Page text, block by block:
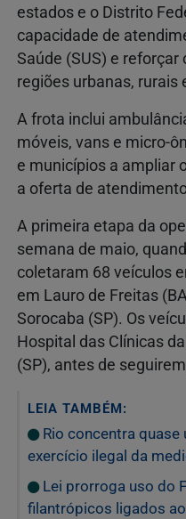
estados e o Distrito
capacidade de
Saúde (SUS) e
regiões urbanas, rurais
A frota inclui
móveis, vans e micro-
e municípios a ampliar
a oferta de
A primeira etapa da
semana de maio,
coletaram 68 veículos
em Lauro de Freitas
Sorocaba (SP). Os
Hospital das Clínicas
(SP), antes de
LEIA TAMBÉM:
Rio concentra quase
exercício ilegal da
Lei prorroga uso do
filantrópicos ligados ao